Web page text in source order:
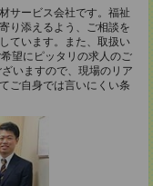
サービス会社です。福祉
り添えるよう、ご相談を
ています。また、取扱い
望にピッタリの求人のご
いますので、現場のリア
ご自身では言いにくい条